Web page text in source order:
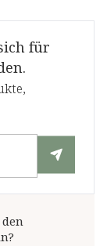
für